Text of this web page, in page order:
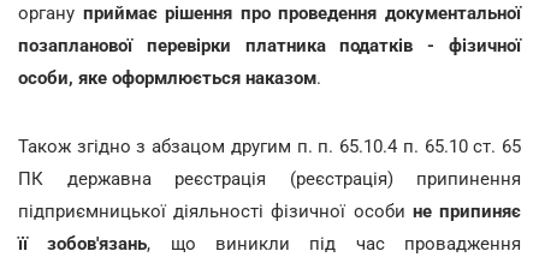
органу приймає рішення про проведення документальної
позапланової перевірки платника податків - фізичної
особи, яке оформлюється наказом.
Також згідно з абзацом другим п. п. 65.10.4 п. 65.10 ст. 65
ПК державна реєстрація (реєстрація) припинення
підприємницької діяльності фізичної особи не припиняє
її зобов'язань, що виникли під час провадження